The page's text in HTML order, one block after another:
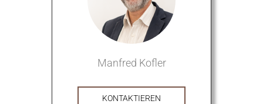
Manfred Kofler
KONTAKTIEREN